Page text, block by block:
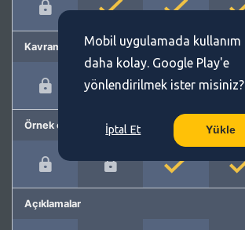
Kavram önerme
Örnek cümleler
Açıklamalar
Mobil uygulamada kullanım
daha kolay. Google Play'e
yönlendirilmek ister misiniz?
İptal Et Yükle